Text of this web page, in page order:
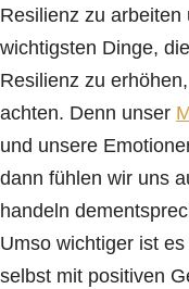
Resilienz zu
wichtigsten Dinge,
Resilienz zu
achten. Denn unser
und unsere
dann fühlen wir uns
handeln
Umso wichtiger ist es
selbst mit positiven